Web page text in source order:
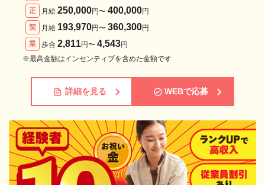
正
月給 250,000円〜 400,000円
契
月給 193,970円〜 360,300円
業
歩合 2,811円〜 4,543円
※最高金額はインセンティブを含めた金額です
詳細を見る WEBで応募